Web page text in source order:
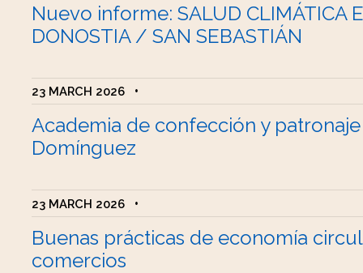
Nuevo informe: SALUD CLIMÁTICA
DONOSTIA / SAN SEBASTIÁN
23 MARCH 2026 •
Academia de confección y
Domínguez
23 MARCH 2026 •
Buenas prácticas de economía
comercios